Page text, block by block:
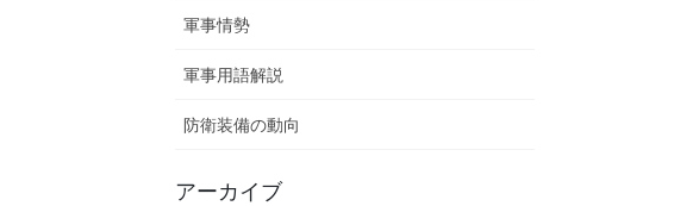
軍事情勢
軍事用語解説
防衛装備の動向
アーカイブ